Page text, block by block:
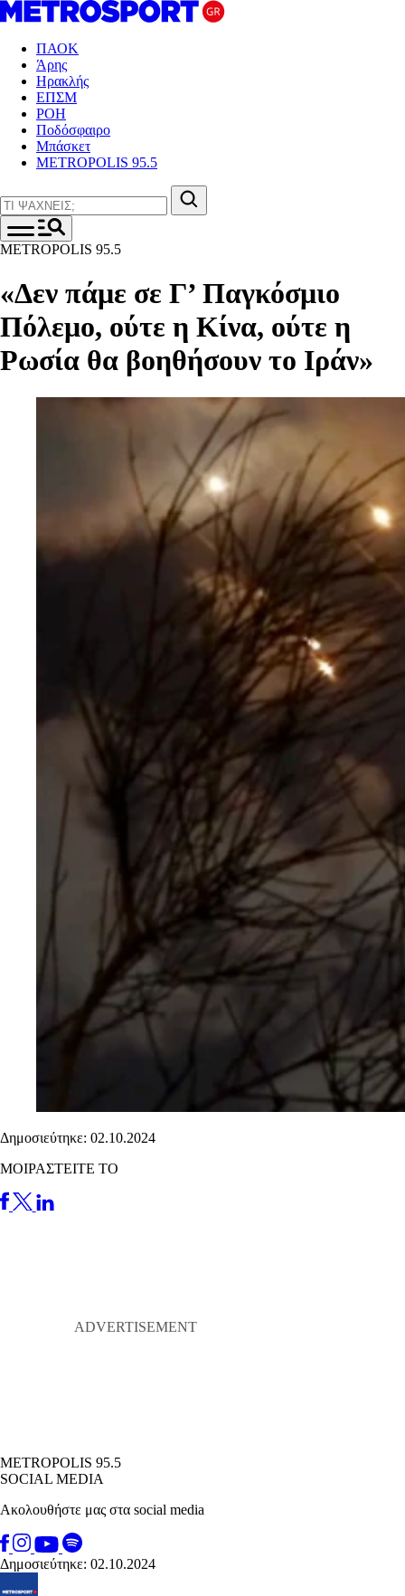
ΠΑΟΚ
Άρης
Ηρακλής
ΕΠΣΜ
ΡΟΗ
Ποδόσφαιρο
Μπάσκετ
METROPOLIS 95.5
METROPOLIS 95.5
«Δεν πάμε σε Γ’ Παγκόσμιο
Πόλεμο, ούτε η Κίνα, ούτε η
Ρωσία θα βοηθήσουν το Ιράν»
Δημοσιεύτηκε: 02.10.2024
ΜΟΙΡΑΣΤΕΙΤΕ ΤΟ
METROPOLIS 95.5
SOCIAL MEDIA
Ακολουθήστε μας στα social media
Δημοσιεύτηκε: 02.10.2024